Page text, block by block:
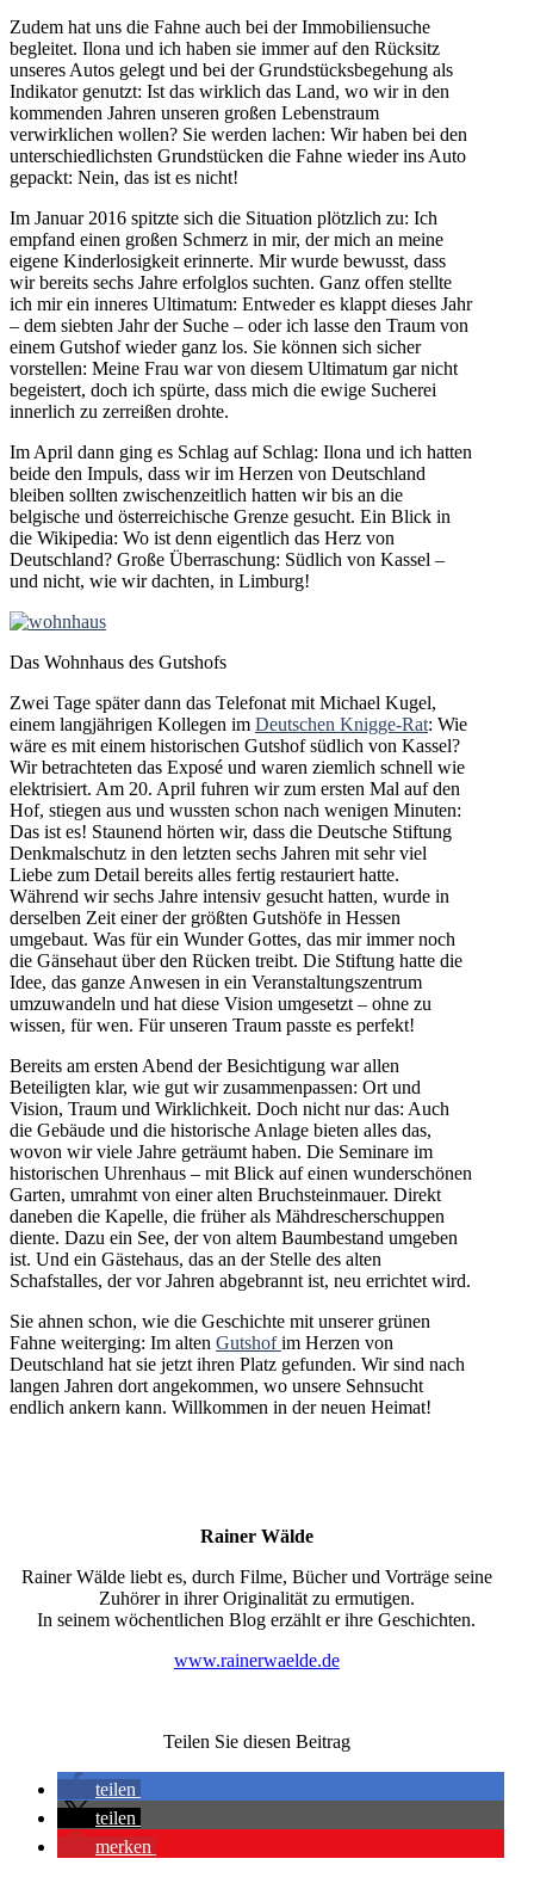
Zudem hat uns die Fahne auch bei der Immobiliensuche
begleitet. Ilona und ich haben sie immer auf den Rücksitz
unseres Autos gelegt und bei der Grundstücksbegehung als
Indikator genutzt: Ist das wirklich das Land, wo wir in den
kommenden Jahren unseren großen Lebenstraum
verwirklichen wollen? Sie werden lachen: Wir haben bei den
unterschiedlichsten Grundstücken die Fahne wieder ins Auto
gepackt: Nein, das ist es nicht!
Im Januar 2016 spitzte sich die Situation plötzlich zu: Ich
empfand einen großen Schmerz in mir, der mich an meine
eigene Kinderlosigkeit erinnerte. Mir wurde bewusst, dass
wir bereits sechs Jahre erfolglos suchten. Ganz offen stellte
ich mir ein inneres Ultimatum: Entweder es klappt dieses Jahr
– dem siebten Jahr der Suche – oder ich lasse den Traum von
einem Gutshof wieder ganz los. Sie können sich sicher
vorstellen: Meine Frau war von diesem Ultimatum gar nicht
begeistert, doch ich spürte, dass mich die ewige Sucherei
innerlich zu zerreißen drohte.
Im April dann ging es Schlag auf Schlag: Ilona und ich hatten
beide den Impuls, dass wir im Herzen von Deutschland
bleiben sollten zwischenzeitlich hatten wir bis an die
belgische und österreichische Grenze gesucht. Ein Blick in
die Wikipedia: Wo ist denn eigentlich das Herz von
Deutschland? Große Überraschung: Südlich von Kassel –
und nicht, wie wir dachten, in Limburg!
Das Wohnhaus des Gutshofs
Zwei Tage später dann das Telefonat mit Michael Kugel,
einem langjährigen Kollegen im Deutschen Knigge-Rat: Wie
wäre es mit einem historischen Gutshof südlich von Kassel?
Wir betrachteten das Exposé und waren ziemlich schnell wie
elektrisiert. Am 20. April fuhren wir zum ersten Mal auf den
Hof, stiegen aus und wussten schon nach wenigen Minuten:
Das ist es! Staunend hörten wir, dass die Deutsche Stiftung
Denkmalschutz in den letzten sechs Jahren mit sehr viel
Liebe zum Detail bereits alles fertig restauriert hatte.
Während wir sechs Jahre intensiv gesucht hatten, wurde in
derselben Zeit einer der größten Gutshöfe in Hessen
umgebaut. Was für ein Wunder Gottes, das mir immer noch
die Gänsehaut über den Rücken treibt. Die Stiftung hatte die
Idee, das ganze Anwesen in ein Veranstaltungszentrum
umzuwandeln und hat diese Vision umgesetzt – ohne zu
wissen, für wen. Für unseren Traum passte es perfekt!
Bereits am ersten Abend der Besichtigung war allen
Beteiligten klar, wie gut wir zusammenpassen: Ort und
Vision, Traum und Wirklichkeit. Doch nicht nur das: Auch
die Gebäude und die historische Anlage bieten alles das,
wovon wir viele Jahre geträumt haben. Die Seminare im
historischen Uhrenhaus – mit Blick auf einen wunderschönen
Garten, umrahmt von einer alten Bruchsteinmauer. Direkt
daneben die Kapelle, die früher als Mähdrescherschuppen
diente. Dazu ein See, der von altem Baumbestand umgeben
ist. Und ein Gästehaus, das an der Stelle des alten
Schafstalles, der vor Jahren abgebrannt ist, neu errichtet wird.
Sie ahnen schon, wie die Geschichte mit unserer grünen
Fahne weiterging: Im alten Gutshofim Herzen von
Deutschland hat sie jetzt ihren Platz gefunden. Wir sind nach
langen Jahren dort angekommen, wo unsere Sehnsucht
endlich ankern kann. Willkommen in der neuen Heimat!
Rainer Wälde
Rainer Wälde liebt es, durch Filme, Bücher und Vorträge seine
Zuhörer in ihrer Originalität zu ermutigen.
In seinem wöchentlichen Blog erzählt er ihre Geschichten.
www.rainerwaelde.de
Teilen Sie diesen Beitrag
teilen
teilen
merken